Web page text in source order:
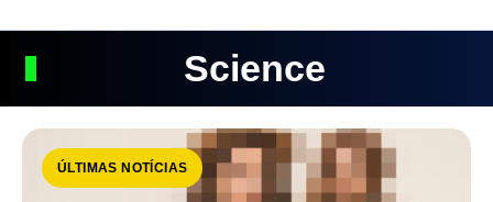
Science
ÚLTIMAS NOTÍCIAS